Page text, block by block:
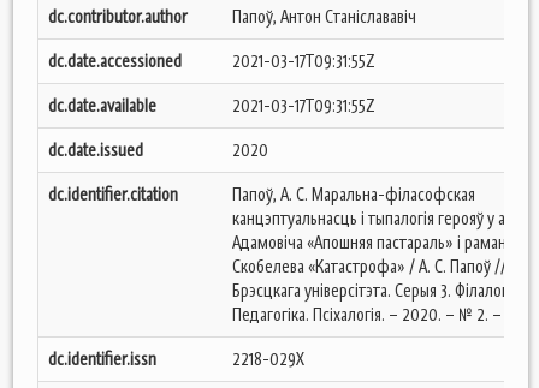
dc.contributor.author
Папоў, Антон Станіслававіч
dc.date.accessioned
2021-03-17T09:31:55Z
dc.date.available
2021-03-17T09:31:55Z
dc.date.issued
2020
dc.identifier.citation
Папоў, А. С. Маральна-філасофская
канцэптуальнасць і тыпалогія герояў у
Адамовіча «Апошняя пастараль» і рамане Э.
Скобелева «Катастрофа» / А. С. Папоў //
Брэсцкага універсітэта. Серыя 3. Філалогія.
Педагогіка. Псіхалогія. – 2020. – № 2. – С.
dc.identifier.issn
2218-029X